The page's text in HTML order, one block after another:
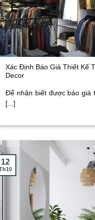
Xác Định Báo Giá Thiết Kế
Decor
Để nhận biết được báo giá
[...]
12